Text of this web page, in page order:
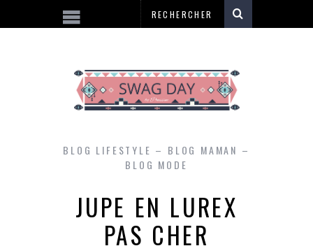
BLOG LIFESTYLE – BLOG MAMAN –
BLOG MODE
JUPE EN LUREX
PAS CHER